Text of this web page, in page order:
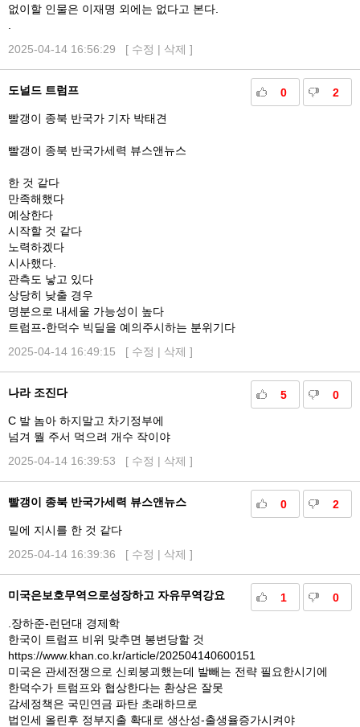
없이할 인물은 이재명 외에는 없다고 본다.
2025-04-14 16:56:29 [ 수정 | 삭제 ]
0 2
도널드 트럼프
빨갱이 종북 반국가 기자 박태견
빨갱이 종북 반국가세력 뷰스앤뉴스
한 것 같다
만족해했다
예상한다
시작할 것 같다
노력하겠다
시사했다.
관측도 낳고 있다
상당히 낮출 경우
명분으로 내세울 가능성이 높다
트럼프-한덕수 빅딜을 예의주시하는 분위기다
2025-04-14 16:49:15 [ 수정 | 삭제 ]
5 0
나라 조진다
C 발 놈아 하지말고 차기정부에
넘겨 뭘 주서 먹으려 개수 작이야
2025-04-14 16:39:53 [ 수정 | 삭제 ]
0 2
빨갱이 종북 반국가세력 뷰스앤뉴스
밑에 지시를 한 것 같다
2025-04-14 16:39:36 [ 수정 | 삭제 ]
1 0
미국은보호무역으로성장하고 자유무역강요
.장하준-런던대 경제학
한국이 트럼프 비위 맞추면 봉변당할 것
https://www.khan.co.kr/article/202504140600151
미국은 관세전쟁으로 신뢰붕괴했는데 발빼는 전략 필요한시기에
한덕수가 트럼프와 협상한다는 환상은 잘못
감세정책은 국민연금 파탄 초래하므로
법인세 올린후 정부지출 확대로 생산성-출생율증가시켜야